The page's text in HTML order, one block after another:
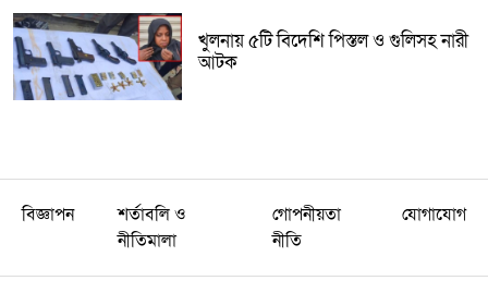
খুলনায় ৫টি বিদেশি পিস্তল ও গুলিসহ নারী
আটক
বিজ্ঞাপন
শর্তাবলি ও
নীতিমালা
গোপনীয়তা
নীতি
যোগাযোগ